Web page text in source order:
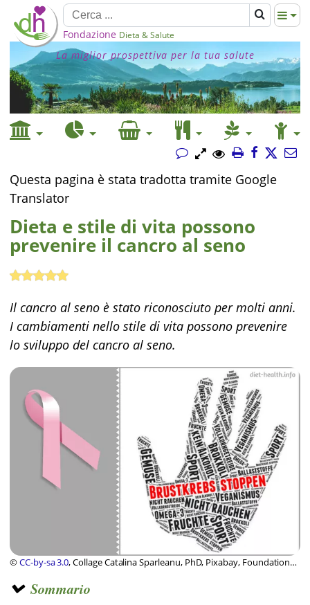
Fondazione Dieta & Salute
La miglior prospettiva per la tua salute
Questa pagina è stata tradotta tramite Google
Translator
Dieta e stile di vita possono
prevenire il cancro al seno
Il cancro al seno è stato riconosciuto per molti anni.
I cambiamenti nello stile di vita possono prevenire
lo sviluppo del cancro al seno.
©CC-by-sa 3.0, Collage Catalina Sparleanu, PhD, Pixabay, Foundation
Sommario